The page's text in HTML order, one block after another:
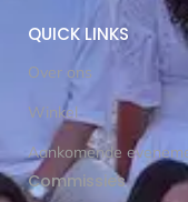
QUICK LINKS
Over ons
Winkel
Aankomende
Commissies